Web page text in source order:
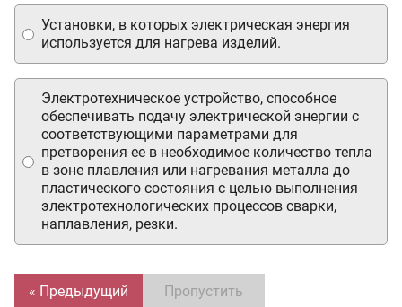
Установки, в которых электрическая энергия
используется для нагрева изделий.
Электротехническое устройство, способное
обеспечивать подачу электрической энергии с
соответствующими параметрами для
претворения ее в необходимое количество тепла
в зоне плавления или нагревания металла до
пластического состояния с целью выполнения
электротехнологических процессов сварки,
наплавления, резки.
« Предыдущий Пропустить